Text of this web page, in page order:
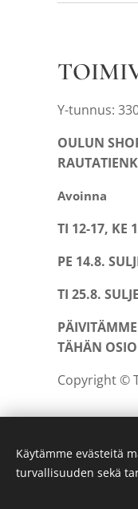
Y-tunnus:
OULUN
Avoinna
TI 12-17, KE
PE 14.8.
TI 25.8.
TÄHÄN
Copyright ©
Käytämme evästeitä
turvallisuuden sekä